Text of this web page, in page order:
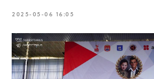
2025-05-06 16:05